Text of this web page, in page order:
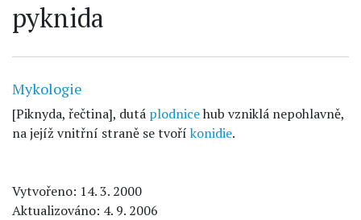
pyknida
Mykologie
[Piknyda, řečtina], dutá plodnicehub vzniklá nepohlavně,
na jejíž vnitřní straně se tvoříkonidie.
Vytvořeno: 14. 3. 2000
Aktualizováno: 4. 9. 2006